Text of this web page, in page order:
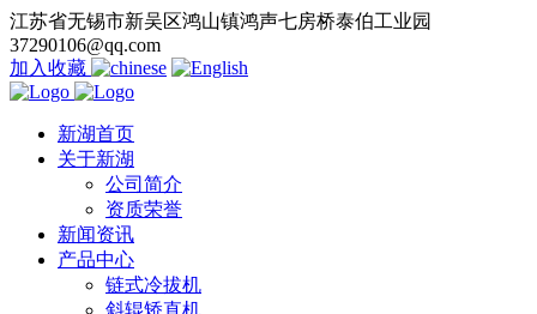
江苏省无锡市新吴区鸿山镇鸿声七房桥泰伯工业园
37290106@qq.com
加入收藏
新湖首页
关于新湖
公司简介
资质荣誉
新闻资讯
产品中心
链式冷拔机
斜辊矫直机